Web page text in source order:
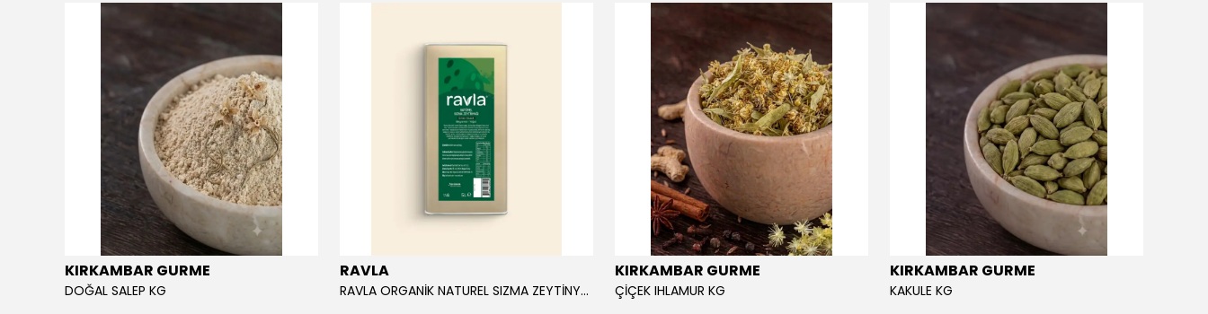
KIRKAMBAR GURME
DOĞAL SALEP KG
RAVLA
RAVLA ORGANİK NATUREL SIZMA ZEYTİNYAĞI 5L
KIRKAMBAR GURME
ÇİÇEK IHLAMUR KG
KIRKAMBAR GURME
KAKULE KG